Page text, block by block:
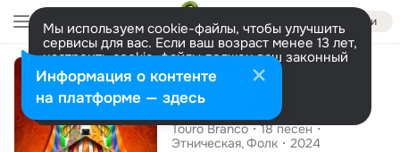
Войти
Мы используем cookie-файлы, чтобы улучшить
сервисы для вас. Если ваш возраст менее 13 лет,
настроить cookie-файлы должен ваш законный
представитель. Больше информации
Разрешить все Настроить
Альбом
Folclore do Povo
Touro Branco 18песен
Этническая Фолк 2024
Информация о контенте
на платформе — здесь